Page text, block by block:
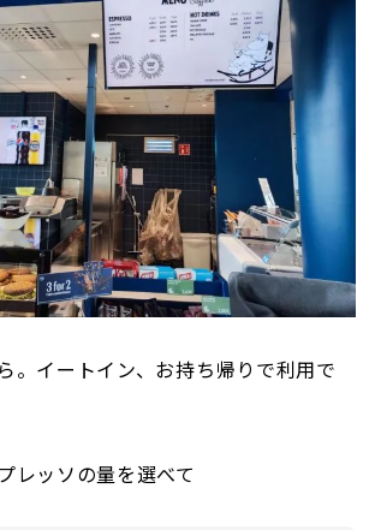
。イートイン、お持ち帰りで利用で
レッソの量を選べて